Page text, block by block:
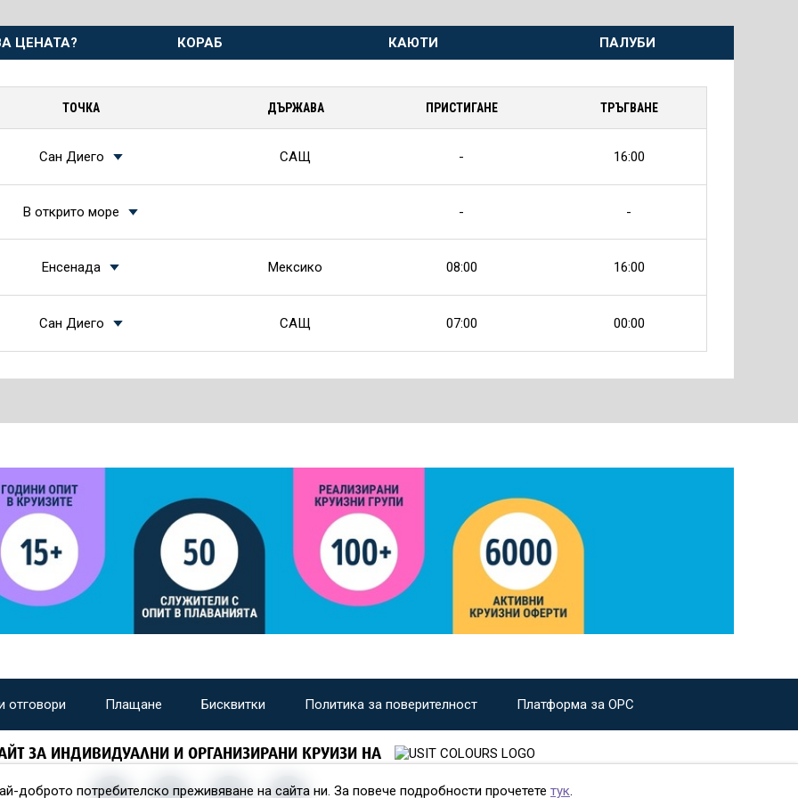
ЦЕНАТА? КОРАБ КАЮТИ ПАЛУБИ
ТОЧКА ДЪРЖАВА ПРИСТИГАНЕ ТРЪГВАНЕ
Сан Диего САЩ - 16:00
В открито море - -
Енсенада Мексико 08:00 16:00
Сан Диего САЩ 07:00 00:00
отговори Плащане Бисквитки Политика за поверителност Платформа за ОРС
ЗА ИНДИВИДУАЛНИ И ОРГАНИЗИРАНИ КРУИЗИ НА
доброто потребителско преживяване на сайта ни. За повече подробности прочетете тук.